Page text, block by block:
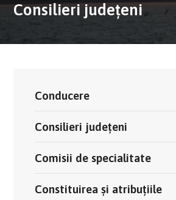
Consilieri județeni
Conducere
Consilieri județeni
Comisii de specialitate
Constituirea și atribuțiile